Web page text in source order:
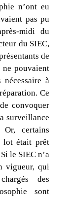
n’ont eu
pas pu
midi du
du SIEC,
de
pouvaient
à
Ce
convoquer
surveillance
Or, certains
lot était prêt
le SIEC n’a
vigueur, qui
des
sont